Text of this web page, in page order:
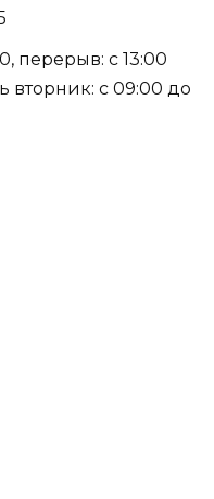
перерыв: с 13:00
вторник: с 09:00 до